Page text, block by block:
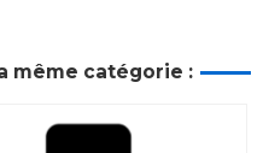
même catégorie :